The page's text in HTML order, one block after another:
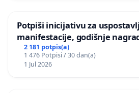
Potpiši inicijativu za
manifestacije, godišnje
javnog događaja „Edin Avdić“
2 181 potpis(a)
1 476 Potpisi / 30 dan(a)
1 Jul 2026